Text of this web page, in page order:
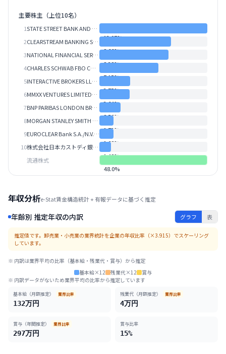
主要株主（上位10名）
1
STATE STREET BANK AND TRUST COMPANY 505001 （常任代理人 株式会社みずほ銀行）
13.07%
2
CLEARSTREAM BANKING S.A. （常任代理人 香港上海銀行 東京支店）
8.66%
3
NATIONAL FINANCIAL SERVICES LLC （常任代理人 シティバンク、エヌ・エイ東京支店）
8.38%
4
CHARLES SCHWAB FBO CUSTOMER （常任代理人 シティバンク、エヌ・エイ東京支店）
7.15%
5
INTERACTIVE BROKERS LLC（常任代理人 インタラクティブ・ブローカーズ証券株式会社）
3.75%
6
MMXX VENTURES LIMITED（常任代理人 EVOLUTION JAPAN証券株式会社）
3.64%
7
BNP PARIBAS LONDON BRANCH FOR PRIME BROKERAGE CLEARANCE ACC FOR THIRD PARTY （常任代理人 香港上海銀行 東京支店）
2.56%
8
MORGAN STANLEY SMITH BARNEY LLC CLIENTS FULLY PAID SEG ACCOUNT （常任代理人 シティバンク、エヌ・エイ東京支店）
1.73%
9
EUROCLEAR Bank S.A./N.V.（常任代理人 株式会社三菱ＵＦＪ銀行 ）
1.68%
10
株式会社日本カストディ銀行（信託口）
1.42%
流通株式
48.0%
年収分析e-Stat賃金構造統計 + 有報データに基づく推定
年齢別 推定年収の内訳 グラフ 表
推定値です。 卸売業・小売業の業界統計を企業の年収比率（×3.915）でスケーリング
しています。
※ 内訳は業界平均の比率（基本給・残業代・賞与）から推定
基本給×12
残業代×12
賞与
※ 内訳データがないため業界平均の比率から推定しています
基本給（月額推定） 業界比率
132万円
残業代（月額推定） 業界比率
4万円
賞与（年間推定） 業界比率
297万円
賞与比率
15%